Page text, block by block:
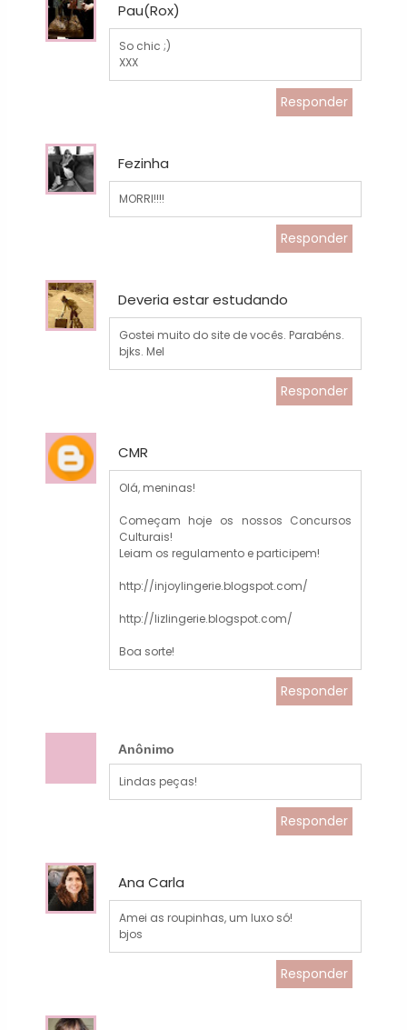
Pau(Rox)
So chic ;)
XXX
Responder
Fezinha
MORRI!!!!
Responder
Deveria estar estudando
Gostei muito do site de vocês. Parabéns.
bjks. Mel
Responder
CMR
Olá, meninas!
Começam hoje os nossos Concursos
Culturais!
Leiam os regulamento e participem!
http://injoylingerie.blogspot.com/
http://lizlingerie.blogspot.com/
Boa sorte!
Responder
Anônimo
Lindas peças!
Responder
Ana Carla
Amei as roupinhas, um luxo só!
bjos
Responder